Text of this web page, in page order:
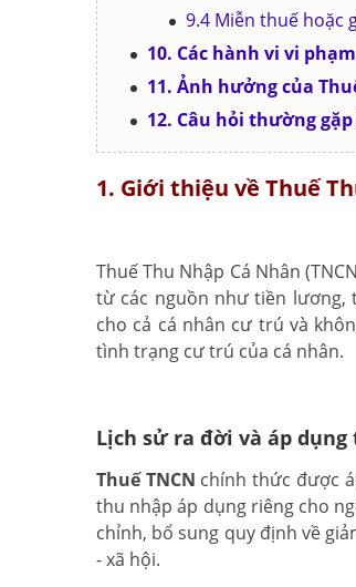
9.4 Miễn thuế hoặc
10. Các hành vi vi
11. Ảnh hưởng của
12. Câu hỏi thường
1. Giới thiệu về Thuế
Thuế Thu Nhập Cá Nhân
từ các nguồn như tiền lương,
cho cả cá nhân cư trú và
tình trạng cư trú của cá nhân.
Lịch sử ra đời và áp
Thuế TNCN chính thức được
thu nhập áp dụng riêng cho
chỉnh, bổ sung quy định về
- xã hội.